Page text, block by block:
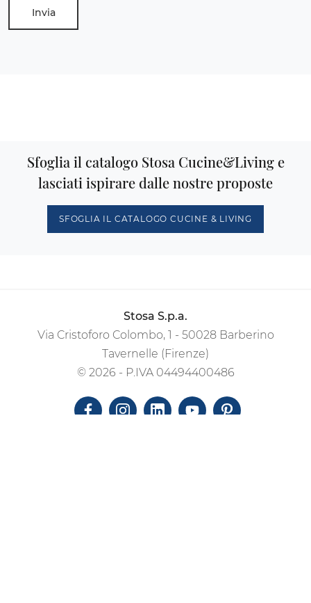
Invia
Sfoglia il catalogo Stosa Cucine&Living e
lasciati ispirare dalle nostre proposte
SFOGLIA IL CATALOGO CUCINE & LIVING
Stosa S.p.a.
Via Cristoforo Colombo, 1 - 50028 Barberino
Tavernelle (Firenze)
© 2026 - P.IVA 04494400486